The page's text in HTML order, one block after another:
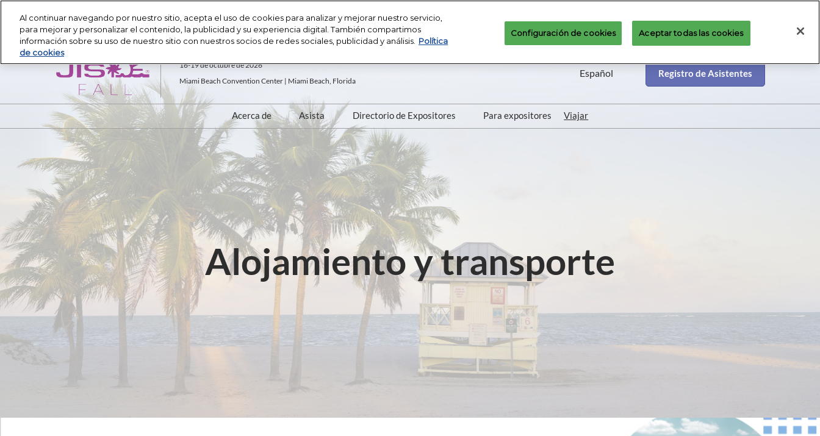
al
contenido
Escape
close
JIS Otoño JIS Primavera
16-19 de octubre de 2026
Miami Beach Convention Center | Miami Beach, Florida
Español
Español
Registro de Asistentes
Acerca de
Acerca de JIS
Directorio de Expositores
Horarios y Ubicación
Salud y Seguridad
Contáctenos
Asista
¿Por Qué Asistir?
Requisitos para asistir
Pabellones
JIS Club Platino
Preguntas Frecuentes
Prensa y Medios
Directorio de Expositores
Directorio de Expositores
Para expositores Viajar
Alojamiento y transporte
Al continuar navegando por nuestro sitio, acepta el uso de cookies para analizar y mejorar nuestro servicio,
para mejorar y personalizar el contenido, la publicidad y su experiencia digital. También compartimos
información sobre su uso de nuestro sitio con nuestros socios de redes sociales, publicidad y análisis. Política
de cookies
Configuración de cookies Aceptar todas las cookies